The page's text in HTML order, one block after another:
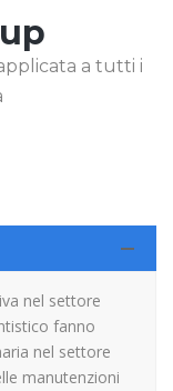
a tutti i
nel settore
fanno
nel settore
manutenzioni